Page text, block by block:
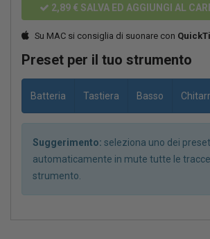
2,89 € SALVA ED AGGIUNGI AL
Su MAC si consiglia di suonare con
Preset per il tuo strumento
Batteria Tastiera Basso
Suggerimento: seleziona uno dei
automaticamente in mute tutte le
strumento.